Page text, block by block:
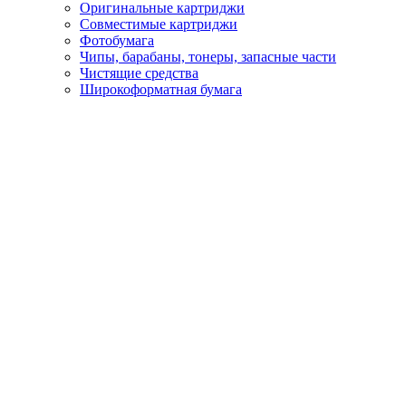
Оригинальные картриджи
Совместимые картриджи
Фотобумага
Чипы, барабаны, тонеры, запасные части
Чистящие средства
Широкоформатная бумага